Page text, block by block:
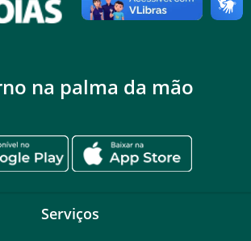
na palma da mão
Serviços